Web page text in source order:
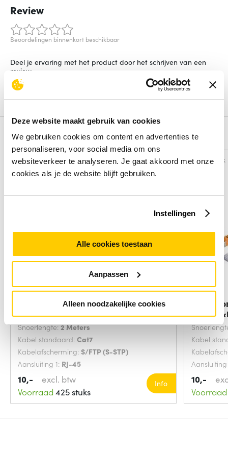
Deze website maakt gebruik van cookies
We gebruiken cookies om content en advertenties te
personaliseren, voor social media om ons
websiteverkeer te analyseren. Je gaat akkoord met onze
cookies als je de website blijft gebruiken.
Instellingen
Alle cookies toestaan
Aanpassen
Alleen noodzakelijke cookies
Review
Beoordelingen binnenkort beschikbaar
Deel je ervaring met het product door het schrijven van een
review.
Schrijf een review
Alternatieven
Vergelijk
Microconnect SFTP702G
netwerkkabel Groen 2
Snoerlengte:2 Meters
Kabel standaard: Cat7
Kabelafscherming: S/FTP (S-STP)
Aansluiting 1: RJ-45
10,-
excl. btw
Voorraad 425 stuks
Info
Vergelijk
Kabel
10,-
Voorraad